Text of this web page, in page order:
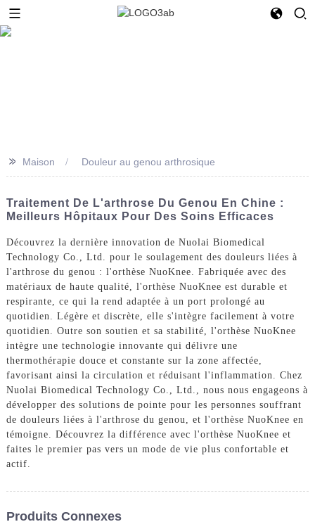
>> Maison Douleur au genou arthrosique
Traitement De L'arthrose Du Genou En Chine :
Meilleurs Hôpitaux Pour Des Soins Efficaces
Découvrez la dernière innovation de Nuolai Biomedical
Technology Co., Ltd. pour le soulagement des douleurs liées à
l'arthrose du genou : l'orthèse NuoKnee. Fabriquée avec des
matériaux de haute qualité, l'orthèse NuoKnee est durable et
respirante, ce qui la rend adaptée à un port prolongé au
quotidien. Légère et discrète, elle s'intègre facilement à votre
quotidien. Outre son soutien et sa stabilité, l'orthèse NuoKnee
intègre une technologie innovante qui délivre une
thermothérapie douce et constante sur la zone affectée,
favorisant ainsi la circulation et réduisant l'inflammation. Chez
Nuolai Biomedical Technology Co., Ltd., nous nous engageons à
développer des solutions de pointe pour les personnes souffrant
de douleurs liées à l'arthrose du genou, et l'orthèse NuoKnee en
témoigne. Découvrez la différence avec l'orthèse NuoKnee et
faites le premier pas vers un mode de vie plus confortable et
actif.
Produits Connexes